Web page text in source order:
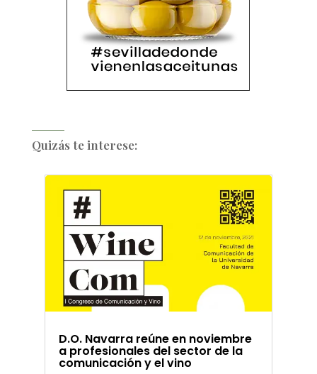
Quizás te interese:
D.O. Navarra reúne en noviembre
a profesionales del sector de la
comunicación y el vino